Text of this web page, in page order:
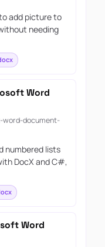
add picture to
needing
Word
document-
numbered lists
DocX and C#,
Word